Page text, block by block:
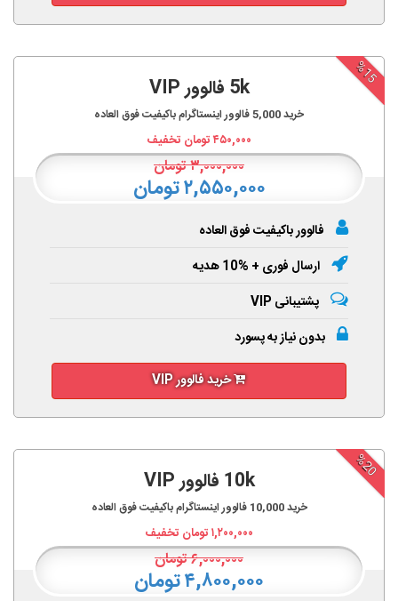
%15
5k فالوور VIP
خرید5,000فالوور اینستاگرام باکیفیت فوق العاده
۴۵۰,۰۰۰تومان تخفیف
۳,۰۰۰,۰۰۰تومان
۲,۵۵۰,۰۰۰ تومان
فالوور باکیفیت فوق العاده
ارسال فوری + %10 هدیه
پشتیبانی VIP
بدون نیاز به پسورد
خرید فالوور VIP
%20
10k فالوور VIP
خرید10,000 فالوور اینستاگرام باکیفیت فوق العاده
۱,۲۰۰,۰۰۰تومان تخفیف
۶,۰۰۰,۰۰۰تومان
۴,۸۰۰,۰۰۰ تومان